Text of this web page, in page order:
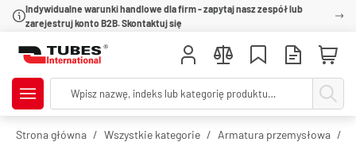
Indywidualne warunki handlowe dla firm - zapytaj nasz zespół lub
zarejestruj konto B2B. Skontaktuj się
Strona główna Wszystkie kategorie Armatura przemysłowa